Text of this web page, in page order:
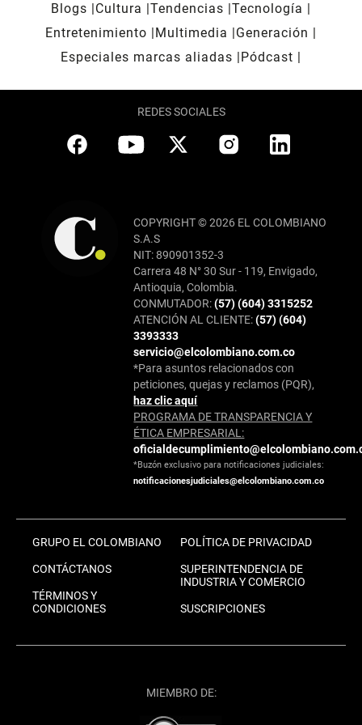
Blogs
Cultura Tendencias Tecnología
Entretenimiento
Multimedia
Generación
Especiales marcas aliadas
Pódcast
REDES SOCIALES
COPYRIGHT © 2026 EL COLOMBIANO
S.A.S
NIT: 890901352-3
Carrera 48 N° 30 Sur - 119, Envigado,
Antioquia, Colombia.
CONMUTADOR:(57) (604) 3315252
ATENCIÓN AL CLIENTE:(57) (604)
3393333
servicio@elcolombiano.com.co
*Para asuntos relacionados con
peticiones, quejas y reclamos (PQR),
haz clic aquí
PROGRAMA DE TRANSPARENCIA Y
ÉTICA EMPRESARIAL:
*Buzón exclusivo para notificaciones judiciales:
notificacionesjudiciales@elcolombiano.com.co
GRUPO EL COLOMBIANO
CONTÁCTANOS
TÉRMINOS Y
CONDICIONES
POLÍTICA DE PRIVACIDAD
SUPERINTENDENCIA DE
INDUSTRIA Y COMERCIO
SUSCRIPCIONES
MIEMBRO DE: